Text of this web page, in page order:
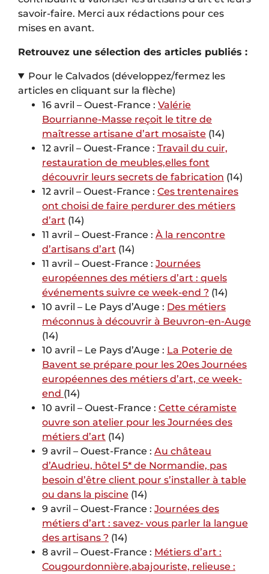
savoir-faire. Merci aux rédactions pour ces
mises en avant.
Retrouvez une sélection des articles publiés :
Pour le Calvados (développez/fermez les
articles en cliquant sur la flèche)
16 avril – Ouest-France : Valérie
Bourrianne-Masse reçoit le titre de
maîtresse artisane d’art mosaïste (14)
12 avril – Ouest-France : Travail du cuir,
restauration de meubles,elles font
découvrir leurs secrets de fabrication (14)
12 avril – Ouest-France : Ces trentenaires
ont choisi de faire perdurer des métiers
d’art (14)
11 avril – Ouest-France : À la rencontre
d’artisans d’art (14)
11 avril – Ouest-France : Journées
européennes des métiers d’art : quels
événements suivre ce week-end ? (14)
10 avril – Le Pays d’Auge : Des métiers
méconnus à découvrir à Beuvron-en-Auge
(14)
10 avril – Le Pays d’Auge : La Poterie de
Bavent se prépare pour les 20es Journées
européennes des métiers d’art, ce week-
end (14)
10 avril – Ouest-France : Cette céramiste
ouvre son atelier pour les Journées des
métiers d’art (14)
9 avril – Ouest-France : Au château
d’Audrieu, hôtel 5* de Normandie, pas
besoin d’être client pour s’installer à table
ou dans la piscine (14)
9 avril – Ouest-France : Journées des
métiers d’art : savez- vous parler la langue
des artisans ? (14)
8 avril – Ouest-France : Métiers d’art :
Cougourdonnière,abajouriste, relieuse :